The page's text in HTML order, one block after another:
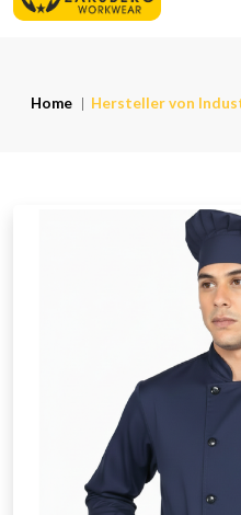
Home Hersteller von